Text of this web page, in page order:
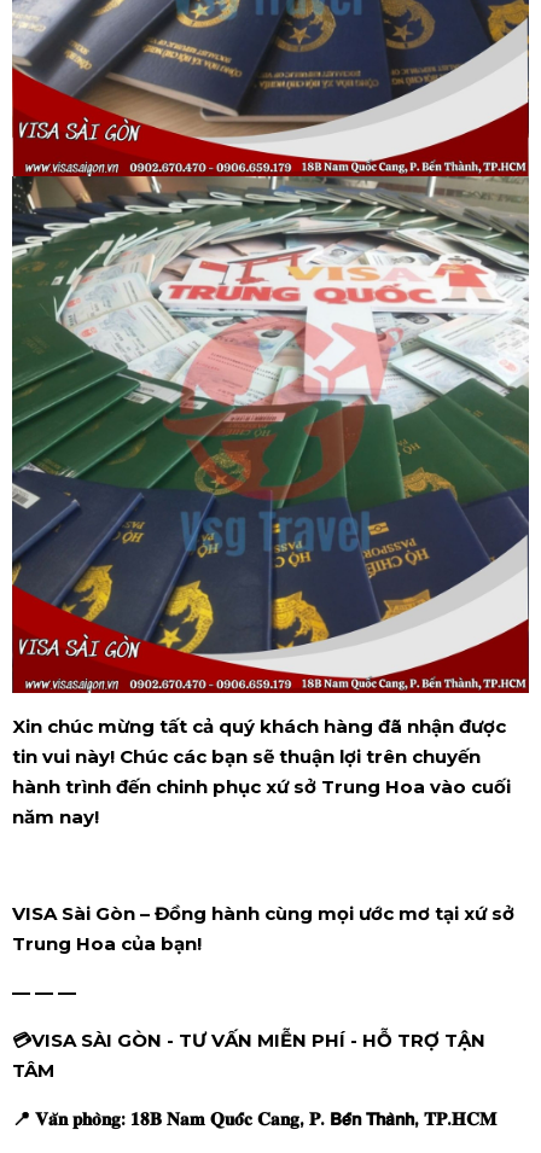
Xin chúc mừng tất cả quý khách hàng đã nhận được
tin vui này! Chúc các bạn sẽ thuận lợi trên chuyến
hành trình đến chinh phục xứ sở Trung Hoa vào cuối
năm nay!
VISA Sài Gòn – Đồng hành cùng mọi ước mơ tại xứ sở
Trung Hoa của bạn!
— — —
💳VISA SÀI GÒN - TƯ VẤN MIỄN PHÍ - HỖ TRỢ TẬN
TÂM
📍 𝐕𝐚̆𝐧 𝐩𝐡𝐨̀𝐧𝐠: 𝟏𝟖𝐁 𝐍𝐚𝐦 𝐐𝐮𝐨̂́𝐜 𝐂𝐚𝐧𝐠, 𝐏. 𝗕𝗲̂́𝗻 𝗧𝗵𝗮̀𝗻𝗵, 𝐓𝐏.𝐇𝐂𝐌